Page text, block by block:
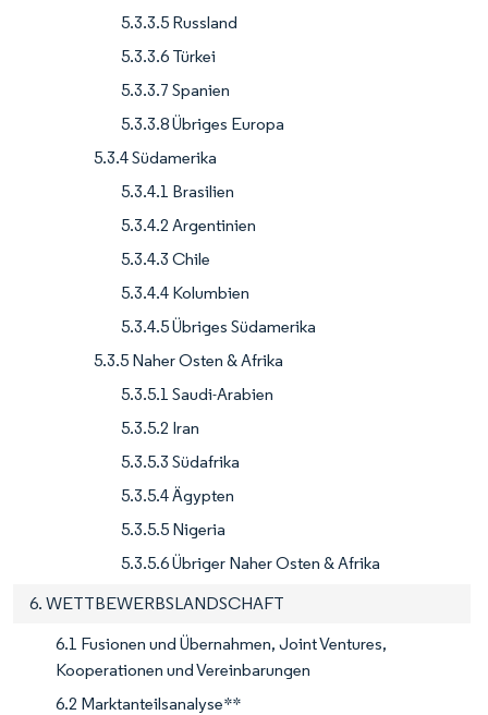
5.3.3.5 Russland
5.3.3.6 Türkei
5.3.3.7 Spanien
5.3.3.8 Übriges Europa
5.3.4 Südamerika
5.3.4.1 Brasilien
5.3.4.2 Argentinien
5.3.4.3 Chile
5.3.4.4 Kolumbien
5.3.4.5 Übriges Südamerika
5.3.5 Naher Osten & Afrika
5.3.5.1 Saudi-Arabien
5.3.5.2 Iran
5.3.5.3 Südafrika
5.3.5.4 Ägypten
5.3.5.5 Nigeria
5.3.5.6 Übriger Naher Osten & Afrika
6. WETTBEWERBSLANDSCHAFT
6.1 Fusionen und Übernahmen, Joint Ventures,
Kooperationen und Vereinbarungen
6.2 Marktanteilsanalyse**